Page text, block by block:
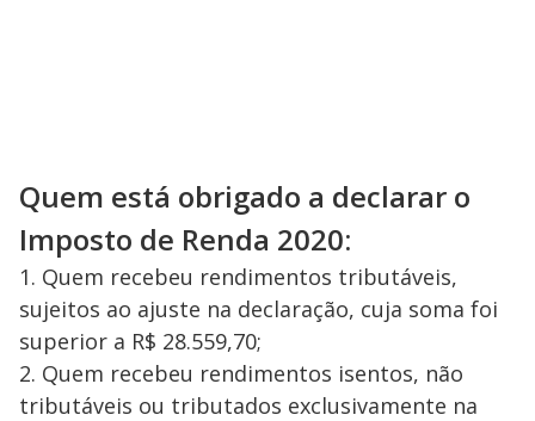
Quem está obrigado a declarar o
Imposto de Renda 2020:
1. Quem recebeu rendimentos tributáveis,
sujeitos ao ajuste na declaração, cuja soma foi
superior a R$ 28.559,70;
2. Quem recebeu rendimentos isentos, não
tributáveis ou tributados exclusivamente na